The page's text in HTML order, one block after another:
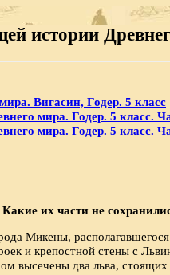
истории
Вигасин, Годер. 5 класс
мира. Годер. 5 класс.
мира. Годер. 5 класс.
их части не
Микены,
и крепостной стены с
высечены два льва,